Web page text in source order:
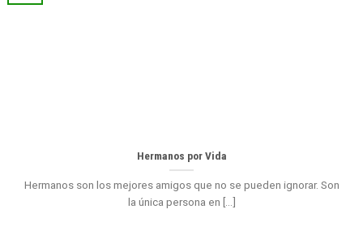
Hermanos por Vida
Hermanos son los mejores amigos que no se pueden ignorar. Son
la única persona en [...]